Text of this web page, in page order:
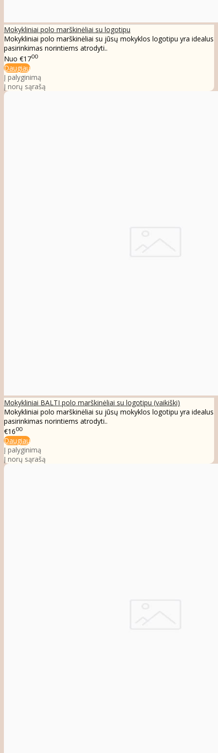
Mokykliniai polo marškinėliai su logotipu
Mokykliniai polo marškinėliai su jūsų mokyklos logotipu yra idealus
pasirinkimas norintiems atrodyti..
Nuo €1700
Daugiau
Į palyginimą
Į norų sąrašą
Mokykliniai BALTI polo marškinėliai su logotipu (vaikiški)
Mokykliniai polo marškinėliai su jūsų mokyklos logotipu yra idealus
pasirinkimas norintiems atrodyti..
€1600
Daugiau
Į palyginimą
Į norų sąrašą